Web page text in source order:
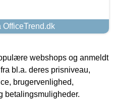
OfficeTrend.dk
webshops og anmeldt
bl.a. deres prisniveau,
brugervenlighed,
betalingsmuligheder.